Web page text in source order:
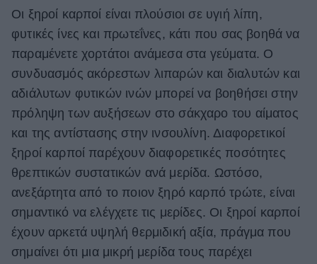
Οι ξηροί καρποί είναι πλούσιοι σε υγιή λίπη,
φυτικές ίνες και πρωτεΐνες, κάτι που σας βοηθά να
παραμένετε χορτάτοι ανάμεσα στα γεύματα. Ο
συνδυασμός ακόρεστων λιπαρών και διαλυτών και
αδιάλυτων φυτικών ινών μπορεί να βοηθήσει στην
πρόληψη των αυξήσεων στο σάκχαρο του αίματος
και της αντίστασης στην ινσουλίνη. Διαφορετικοί
ξηροί καρποί παρέχουν διαφορετικές ποσότητες
θρεπτικών συστατικών ανά μερίδα. Ωστόσο,
ανεξάρτητα από το ποιον ξηρό καρπό τρώτε, είναι
σημαντικό να ελέγχετε τις μερίδες. Οι ξηροί καρποί
έχουν αρκετά υψηλή θερμιδική αξία, πράγμα που
σημαίνει ότι μια μικρή μερίδα τους παρέχει